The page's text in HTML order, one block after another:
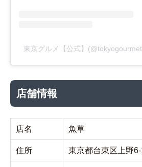
東京グルメ【公式】
店舗情報
店名 魚草
住所 東京都台東区上野